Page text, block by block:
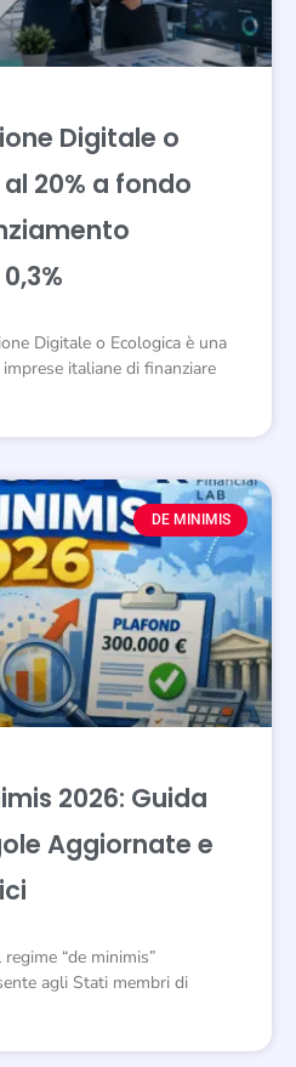
Digitale o
20% a fondo
Digitale o Ecologica è una
italiane di finanziare
DE MINIMIS
2026: Guida
Aggiornate e
“de minimis”
agli Stati membri di